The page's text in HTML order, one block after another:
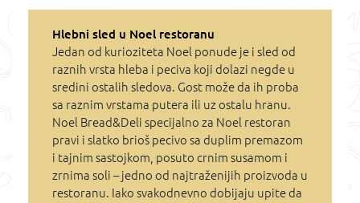
Hlebni sled u Noel restoranu
Jedan od kurioziteta Noel ponude je i sled od
raznih vrsta hleba i peciva koji dolazi negde u
sredini ostalih sledova. Gost može da ih proba
sa raznim vrstama putera ili uz ostalu hranu.
Noel Bread&Deli specijalno za Noel restoran
pravi i slatko brioš pecivo sa duplim premazom
i tajnim sastojkom, posuto crnim susamom i
zrnima soli – jedno od najtraženijih proizvoda u
restoranu. Iako svakodnevno dobijaju upite da